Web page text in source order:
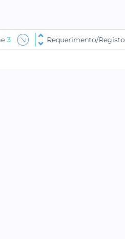
3 Requerimento/Registo